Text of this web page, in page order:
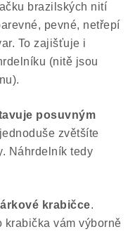
brazilských nití
pevné, netřepí
To zajišťuje i
(nitě jsou
posuvným
zvětšíte
Náhrdelník tedy
krabičce.
krabička vám výborně